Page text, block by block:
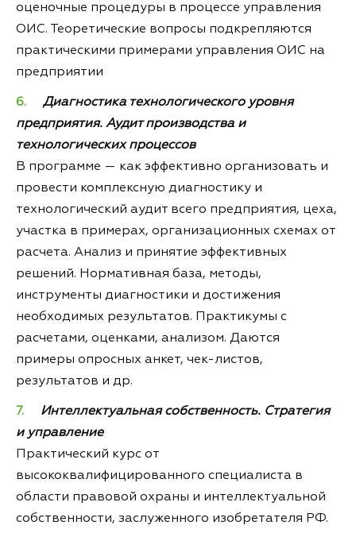
оценочные процедуры в процессе управления
ОИС. Теоретические вопросы подкрепляются
практическими примерами управления ОИС на
предприятии
Диагностика технологического уровня
предприятия. Аудит производства и
технологических процессов
В программе — как эффективно организовать и
провести комплексную диагностику и
технологический аудит всего предприятия, цеха,
участка в примерах, организационных схемах от
расчета. Анализ и принятие эффективных
решений. Нормативная база, методы,
инструменты диагностики и достижения
необходимых результатов. Практикумы с
расчетами, оценками, анализом. Даются
примеры опросных анкет, чек-листов,
результатов и др.
Интеллектуальная собственность. Стратегия
и управление
Практический курс от
высококвалифицированного специалиста в
области правовой охраны и интеллектуальной
собственности, заслуженного изобретателя РФ.